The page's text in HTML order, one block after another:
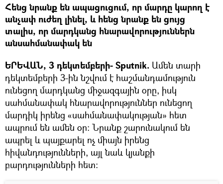
Հենց նրանք են ապացուցում, որ մարդը կարող է
անչափ ուժեղ լինել, և հենց նրանք են ցույց
տալիս, որ մարդկանց հնարավորություններն
անսահմանափակ են
ԵՐԵՎԱՆ, 3 դեկտեմբերի- Sputnik. Ամեն տարի
դեկտեմբերի 3-ին նշվում է հաշմանդամություն
ունեցող մարդկանց միջազգային օրը, իսկ
սահմանափակ հնարավորություններ ունեցող
մարդիկ իրենց «սահմանափակության» հետ
ապրում են ամեն օր։ Նրանք շարունակում են
ապրել և պայքարել ոչ միայն իրենց
հիվանդությունների, այլ նաև կյանքի
բարդությունների հետ։